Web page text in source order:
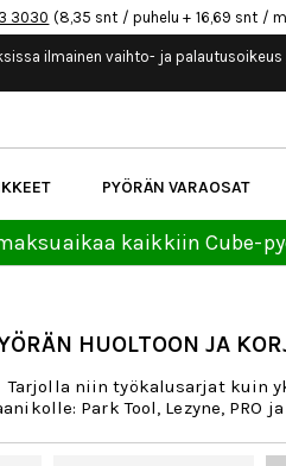
3030 (8,35 snt / puhelu + 16,69 snt /
ilmainen vaihto- ja palautusoikeus
PYÖRÄN VARAOSAT
kaikkiin Cube-
HUOLTOON JA
Tarjolla niin työkalusarjat
Park Tool, Lezyne, PRO